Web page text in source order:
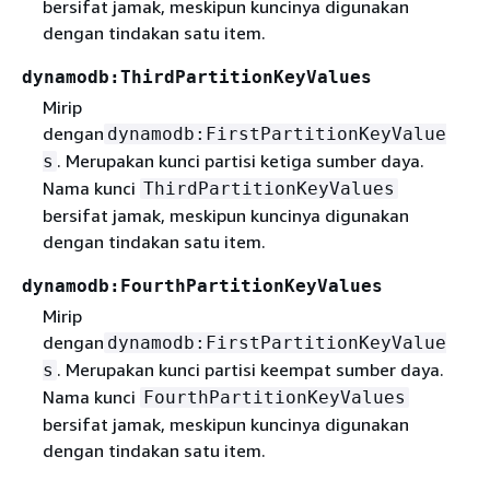
bersifat jamak, meskipun kuncinya digunakan
dengan tindakan satu item.
dynamodb:ThirdPartitionKeyValues
Mirip
dengan dynamodb:FirstPartitionKeyValue
s . Merupakan kunci partisi ketiga sumber daya.
Nama kunci ThirdPartitionKeyValues
bersifat jamak, meskipun kuncinya digunakan
dengan tindakan satu item.
dynamodb:FourthPartitionKeyValues
Mirip
dengan dynamodb:FirstPartitionKeyValue
s . Merupakan kunci partisi keempat sumber daya.
Nama kunci FourthPartitionKeyValues
bersifat jamak, meskipun kuncinya digunakan
dengan tindakan satu item.